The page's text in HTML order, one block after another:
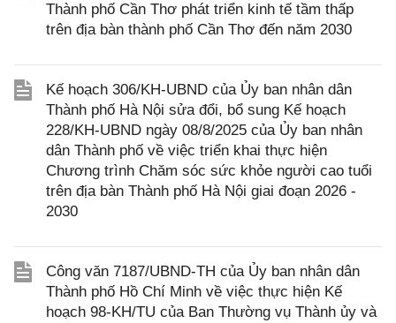
Thành phố Cần Thơ phát triển kinh tế tầm thấp
trên địa bàn thành phố Cần Thơ đến năm 2030
Kế hoạch 306/KH-UBND của Ủy ban nhân dân
Thành phố Hà Nội sửa đổi, bổ sung Kế hoạch
228/KH-UBND ngày 08/8/2025 của Ủy ban nhân
dân Thành phố về việc triển khai thực hiện
Chương trình Chăm sóc sức khỏe người cao tuổi
trên địa bàn Thành phố Hà Nội giai đoạn 2026 -
2030
Công văn 7187/UBND-TH của Ủy ban nhân dân
Thành phố Hồ Chí Minh về việc thực hiện Kế
hoạch 98-KH/TU của Ban Thường vụ Thành ủy và